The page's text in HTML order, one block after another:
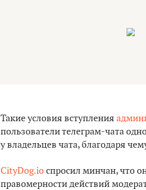
Такие условия вступления
пользователи телеграм-чата
у владельцев чата, благодаря
CityDog.ioспросил минчан, что
правомерности действий